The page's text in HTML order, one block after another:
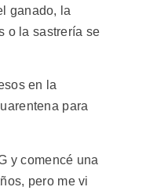
ganado, la
o la sastrería se
en la
para
y comencé una
pero me vi